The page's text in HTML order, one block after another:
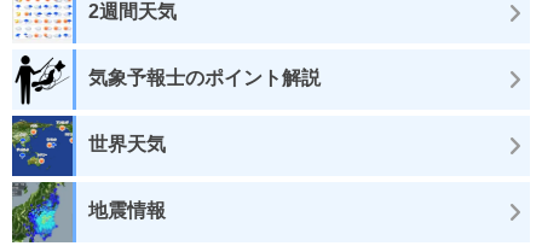
2週間天気
気象予報士のポイント解説
世界天気
地震情報